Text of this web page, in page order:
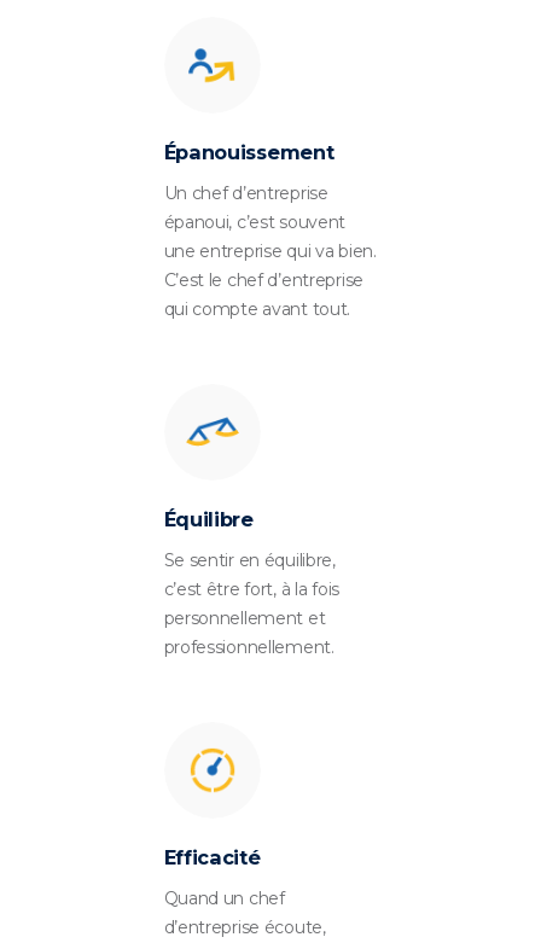
Épanouissement
Un chef d’entreprise
épanoui, c’est souvent
une entreprise qui va bien.
C’est le chef d’entreprise
qui compte avant tout.
Équilibre
Se sentir en équilibre,
c’est être fort, à la fois
personnellement et
professionnellement.
Efficacité
Quand un chef
d’entreprise écoute,